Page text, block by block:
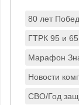
80 лет
ГТРК 95 и 65
Марафон
Новости
СВО/Год